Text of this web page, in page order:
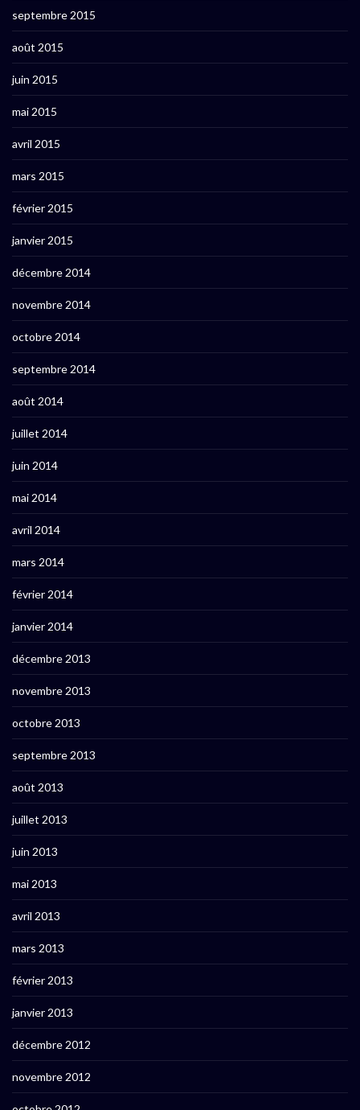
septembre 2015
août 2015
juin 2015
mai 2015
avril 2015
mars 2015
février 2015
janvier 2015
décembre 2014
novembre 2014
octobre 2014
septembre 2014
août 2014
juillet 2014
juin 2014
mai 2014
avril 2014
mars 2014
février 2014
janvier 2014
décembre 2013
novembre 2013
octobre 2013
septembre 2013
août 2013
juillet 2013
juin 2013
mai 2013
avril 2013
mars 2013
février 2013
janvier 2013
décembre 2012
novembre 2012